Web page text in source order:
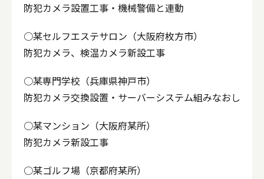
防犯カメラ設置工事・機械警備と連動
○某セルフエステサロン（大阪府枚方市）
防犯カメラ、検温カメラ新設工事
○某専門学校（兵庫県神戸市）
防犯カメラ交換設置・サーバーシステム組みなおし
○某マンション（大阪府某所）
防犯カメラ新設工事
○某ゴルフ場（京都府某所）